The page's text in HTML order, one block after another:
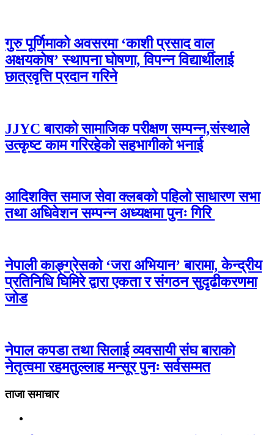
गुरु पूर्णिमाको अवसरमा ‘काशी प्रसाद वाल
अक्षयकोष’ स्थापना घोषणा, विपन्न विद्यार्थीलाई
छात्रवृत्ति प्रदान गरिने
JJYC बाराको सामाजिक परीक्षण सम्पन्न,संस्थाले
उत्कृष्ट काम गरिरहेको सहभागीको भनाई
आदिशक्ति समाज सेवा क्लबको पहिलो साधारण सभा
तथा अधिवेशन सम्पन्न अध्यक्षमा पुनः गिरि
नेपाली काङ्ग्रेसको ‘जरा अभियान’ बारामा, केन्द्रीय
प्रतिनिधि घिमिरे द्वारा एकता र संगठन सुदृढीकरणमा
जोड
नेपाल कपडा तथा सिलाई व्यवसायी संघ बाराको
नेतृत्वमा रहमतुल्लाह मन्सूर पुनः सर्वसम्मत
ताजा समाचार